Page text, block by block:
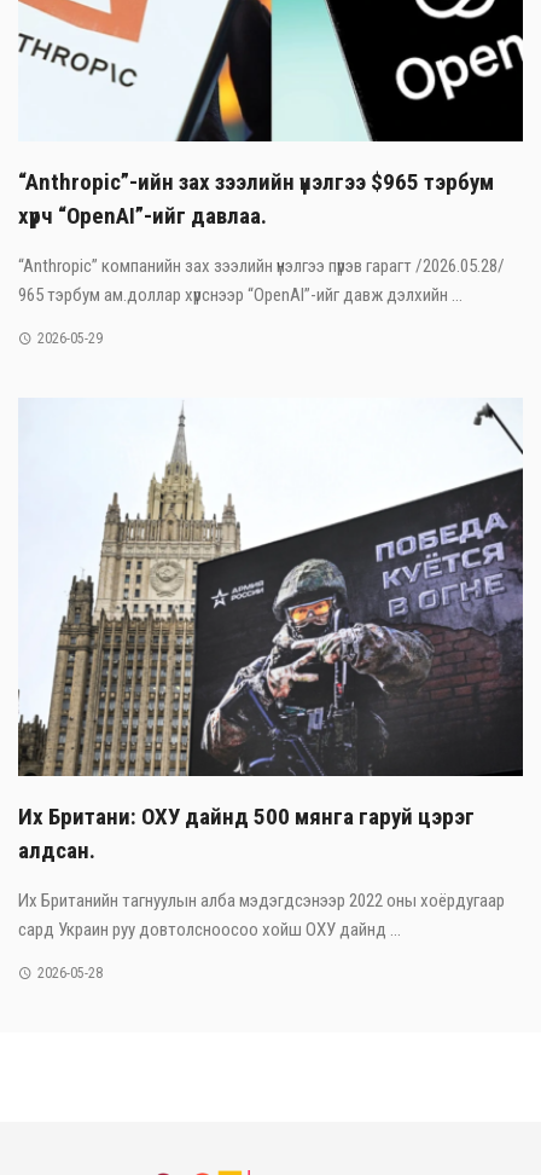
“Anthropic”-ийн зах зээлийн үнэлгээ $965 тэрбум
хүрч “OpenAI”-ийг давлаа.
“Anthropic” компанийн зах зээлийн үнэлгээ пүрэв гарагт /2026.05.28/
965 тэрбум ам.доллар хүрснээр “OpenAI”-ийг давж дэлхийн ...
2026-05-29
Их Британи: ОХУ дайнд 500 мянга гаруй цэрэг
алдсан.
Их Британийн тагнуулын алба мэдэгдсэнээр 2022 оны хоёрдугаар
сард Украин руу довтолсноосоо хойш ОХУ дайнд ...
2026-05-28